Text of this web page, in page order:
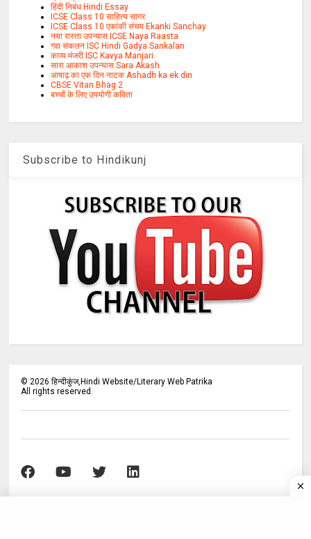
हिंदी निबंध Hindi Essay
ICSE Class 10 साहित्य सागर
ICSE Class 10 एकांकी संचय Ekanki Sanchay
नया रास्ता उपन्यास ICSE Naya Raasta
गद्य संकलन ISC Hindi Gadya Sankalan
काव्य मंजरी ISC Kavya Manjari
सारा आकाश उपन्यास Sara Akash
आषाढ़ का एक दिन नाटक Ashadh ka ek din
CBSE Vitan Bhag 2
बच्चों के लिए उपयोगी कविता
Subscribe to Hindikunj
©2026 हिन्दीकुंज,Hindi Website/Literary Web Patrika
All rights reserved.